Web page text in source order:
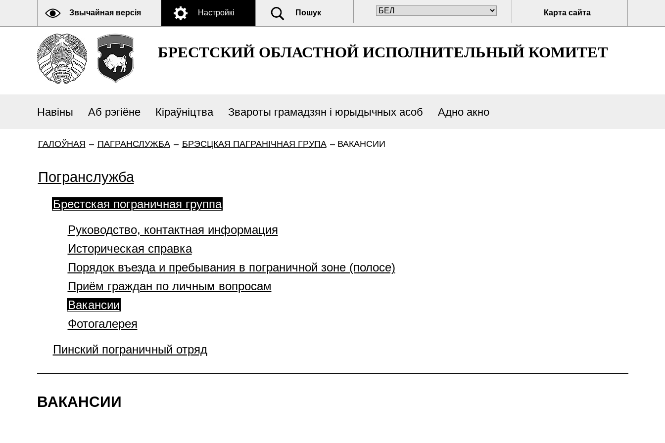
Звычайная версія Настройкі Пошук Карта сайта
БРЕСТСКИЙ ОБЛАСТНОЙ ИСПОЛНИТЕЛЬНЫЙ КОМИТЕТ
Навіны Аб рэгіёне Кіраўніцтва Звароты грамадзян і юрыдычных асоб Адно акно
ГАЛОЎНАЯ – ПАГРАНСЛУЖБА – БРЭСЦКАЯ ПАГРАНІЧНАЯ ГРУПА –ВАКАНСИИ
Погранслужба
Брестская пограничная группа
Руководство, контактная информация
Историческая справка
Порядок въезда и пребывания в пограничной зоне (полосе)
Приём граждан по личным вопросам
Вакансии
Фотогалерея
Пинский пограничный отряд
ВАКАНСИИ